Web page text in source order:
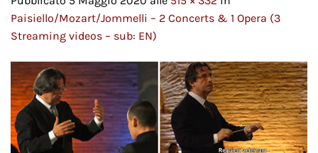
Paisiello/Mozart/Jommelli – 2 Concerts & 1 Opera (3
Streaming videos – sub: EN)